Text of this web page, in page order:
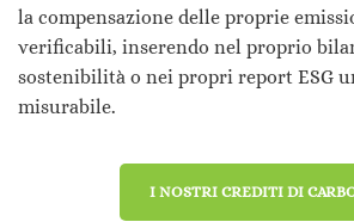
la compensazione delle proprie
verificabili, inserendo nel proprio
sostenibilità o nei propri report ESG
misurabile.
I NOSTRI CREDITI DI